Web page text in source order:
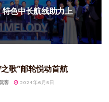
色中长航线助力上
歌”邮轮悦动首航
客 2024年6月5日